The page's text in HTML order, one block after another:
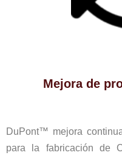
Mejora de
DuPont™ mejora
para la fabricación de